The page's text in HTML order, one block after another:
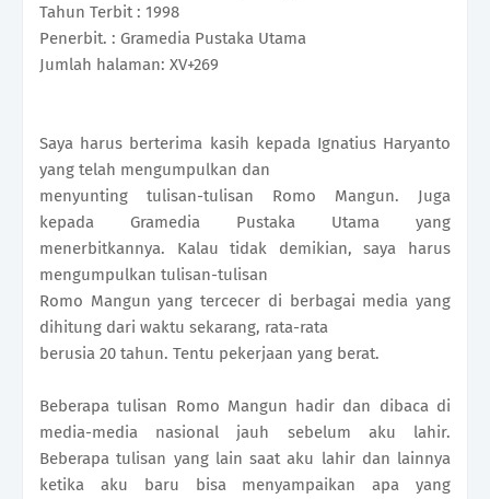
Tahun Terbit : 1998
Penerbit. : Gramedia Pustaka Utama
Jumlah halaman: XV+269
Saya harus berterima kasih kepada Ignatius Haryanto
yang telah mengumpulkan dan
menyunting tulisan-tulisan Romo Mangun. Juga
kepada Gramedia Pustaka Utama yang
menerbitkannya. Kalau tidak demikian, saya harus
mengumpulkan tulisan-tulisan
Romo Mangun yang tercecer di berbagai media yang
dihitung dari waktu sekarang, rata-rata
berusia 20 tahun. Tentu pekerjaan yang berat.
Beberapa tulisan Romo Mangun hadir dan dibaca di
media-media nasional jauh sebelum aku lahir.
Beberapa tulisan yang lain saat aku lahir dan lainnya
ketika aku baru bisa menyampaikan apa yang